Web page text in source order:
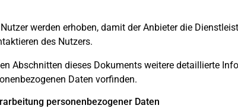
werden erhoben, damit der Anbieter die
des Nutzers.
Abschnitten dieses Dokuments weitere detaillierte
Daten vorfinden.
personenbezogener Daten